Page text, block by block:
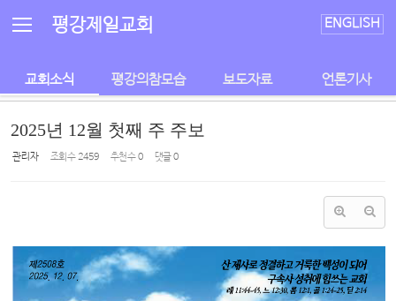
평강제일교회 ENGLISH
교회소식 평강의참모습 보도자료 언론기사
2025년 12월 첫째 주 주보
관리자 조회 수2459 추천 수0 댓글0